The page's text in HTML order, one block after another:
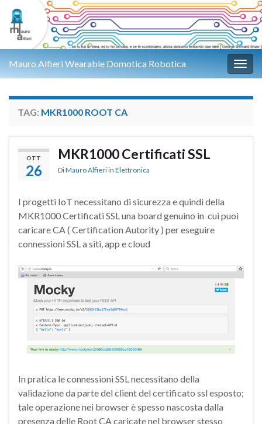
Mauro Alfieri Wearable Domotica Robotica
TAG: MKR1000 ROOT CA
OTT
26
MKR1000 Certificati SSL
DiMauro Alfieri in Elettronica
I progetti IoT necessitano di sicurezza e quindi della
MKR1000 Certificati SSL una board genuino in cui puoi
caricare CA ( Certification Autority ) per eseguire
connessioni SSL a siti, app e cloud
In pratica le connessioni SSL necessitano della
validazione da parte del client del certificato ssl esposto;
tale operazione nei browser è spesso nascosta dalla
presenza delle Root CA caricate nel browser stesso